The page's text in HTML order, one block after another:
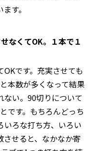
す。
なくてOK。１本で１
です。充実させても
本数が多くなって結果
ない。90切りについて
です。もちろんどっち
いろな打ち方、いろい
せると、なかなか寄